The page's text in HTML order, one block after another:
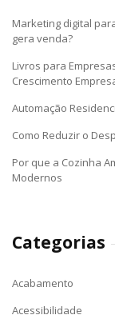
Marketing digital
gera venda?
Livros para
Crescimento
Automação
Como Reduzir o
Por que a Cozinha
Modernos
Categorias
Acabamento
Acessibilidade